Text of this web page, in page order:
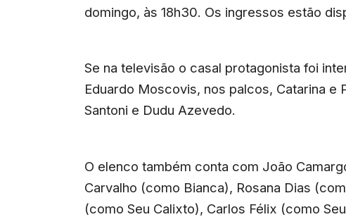
domingo, às 18h30. Os ingressos estão
Se na televisão o casal protagonista foi
Eduardo Moscovis, nos palcos, Catarina e
Santoni e Dudu Azevedo.
O elenco também conta com João
Carvalho (como Bianca), Rosana Dias
(como Seu Calixto), Carlos Félix (como